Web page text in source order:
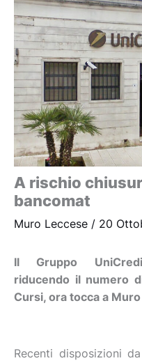
A rischio
bancomat
Muro Leccese / 20
Il Gruppo
riducendo il numero
Cursi, ora tocca a
Recenti disposizioni